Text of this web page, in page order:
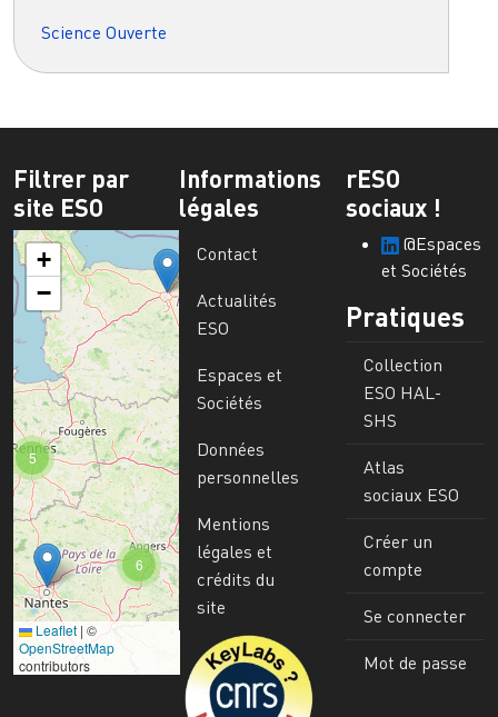
Science Ouverte
Filtrer par
site ESO
6
5
+
−
Leaflet | ©
OpenStreetMap
contributors
Informations
légales
Contact
Actualités
ESO
Espaces et
Sociétés
Données
personnelles
Mentions
légales et
crédits du
site
Image
rESO
sociaux !
@Espaces
et Sociétés
Pratiques
Collection
ESO HAL-
SHS
Atlas
sociaux ESO
Créer un
compte
Se connecter
Mot de passe